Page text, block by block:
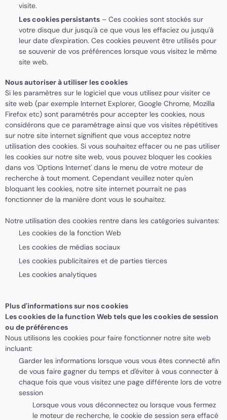
visite.
Les cookies persistants – Ces cookies sont stockés sur
votre disque dur jusqu'à ce que vous les effaciez ou jusqu'à
leur date d'expiration. Ces cookies peuvent être utilisés pour
se souvenir de vos préférences lorsque vous visitez le même
site web.
Nous autoriser à utiliser les cookies
Si les paramètres sur le logiciel que vous utilisez pour visiter ce
site web (par exemple Internet Explorer, Google Chrome, Mozilla
Firefox etc) sont paramétrés pour accepter les cookies, nous
considérons que ce paramétrage ainsi que vos visites répétitives
sur notre site internet signifient que vous acceptez notre
utilisation des cookies. Si vous souhaitez effacer ou ne pas utiliser
les cookies sur notre site web, vous pouvez bloquer les cookies
dans vos 'Options Internet' dans le menu de votre moteur de
recherche à tout moment. Cependant veuillez noter qu'en
bloquant les cookies, notre site internet pourrait ne pas
fonctionner de la manière dont vous le souhaitez.
Notre utilisation des cookies rentre dans les catégories suivantes:
Les cookies de la fonction Web
Les cookies de médias sociaux
Les cookies publicitaires et de parties tierces
Les cookies analytiques
Plus d'informations sur nos cookies
Les cookies de la function Web tels que les cookies de session
ou de préférences
Nous utilisons les cookies pour faire fonctionner notre site web
incluant:
Garder les informations lorsque vous vous êtes connecté afin
de vous faire gagner du temps et d'éviter à vous connecter à
chaque fois que vous visitez une page différente lors de votre
session
Lorsque vous vous déconnectez ou lorsque vous fermez
le moteur de recherche, le cookie de session sera effacé